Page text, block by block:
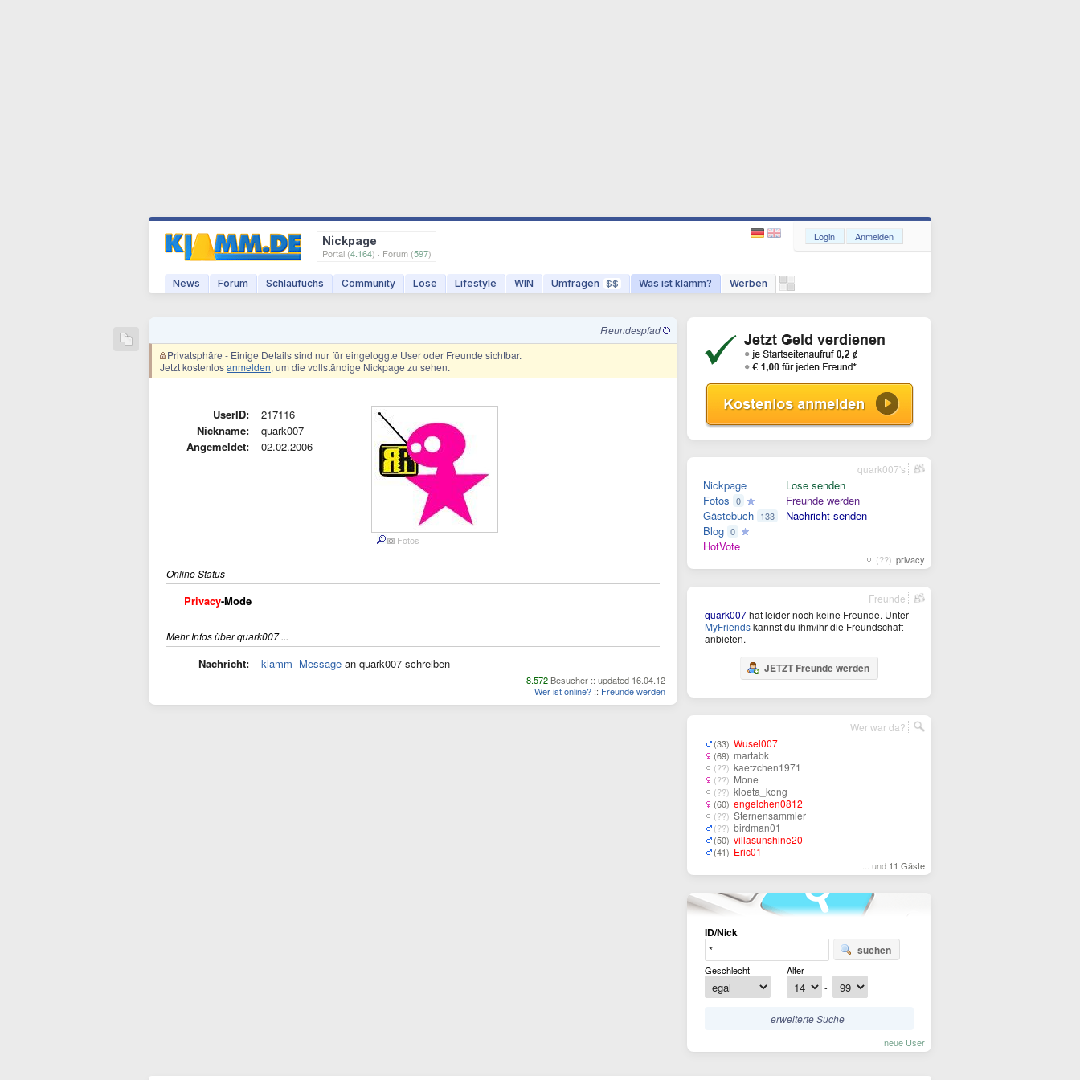
Nickpage
Portal (4.164) · Forum (597)
News Forum Schlaufuchs Community Lose Lifestyle WIN Umfragen $$ Was ist klamm? Werben
Login Anmelden
Freundespfad
Privatsphäre - Einige Details sind nur für eingeloggte User oder Freunde sichtbar.
Jetzt kostenlosanmelden, um die vollständige Nickpage zu sehen.
UserID:
217116
Nickname:
quark007
Angemeldet:
02.02.2006
Fotos
Online Status
Privacy-Mode
Mehr Infos über quark007 ...
Nachricht: klamm- Message an quark007 schreiben
8.572 Besucher :: updated 16.04.12
Wer ist online? :: Freunde werden
Nickpage
Fotos 0
Gästebuch 133
Blog 0
HotVote
Lose senden
Freunde werden
Nachricht senden
(??) privacy
quark007's
quark007hat leider noch keine Freunde. Unter
MyFriendskannst du ihm/ihr die Freundschaft
anbieten.
JETZT Freunde werden
Freunde
(33) Wusel007
(69) martabk
(??) kaetzchen1971
(??) Mone
(??) kloeta_kong
(60) engelchen0812
(??) Sternensammler
(??) birdman01
(50) villasunshine20
(41) Eric01
... und 11 Gäste
Wer war da?
ID/Nick
suchen
Geschlecht
Alter
-
erweiterte Suche
neue User